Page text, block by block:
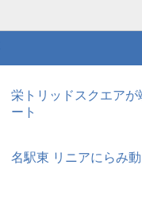
栄トリッドスクエアが
ート
名駅東 リニアにらみ